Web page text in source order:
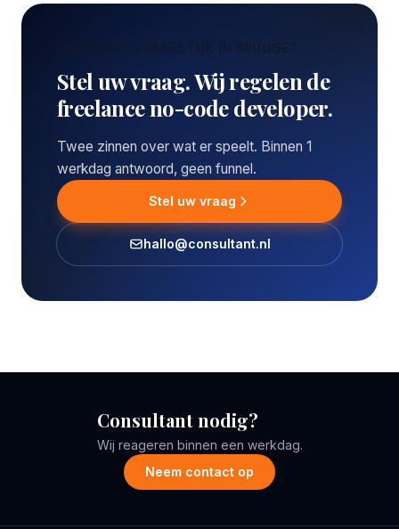
CONCREET VRAAGSTUK IN BRUGGE?
Stel uw vraag. Wij regelen de
freelance no-code developer.
Twee zinnen over wat er speelt. Binnen 1
werkdag antwoord, geen funnel.
Stel uw vraag
hallo@consultant.nl
Consultant nodig?
Wij reageren binnen een werkdag.
Neem contact op